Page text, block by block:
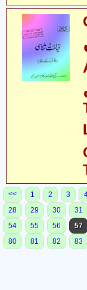
<< 1 2 3
28
29 30 31
54
55 56 57
80
81 82 83